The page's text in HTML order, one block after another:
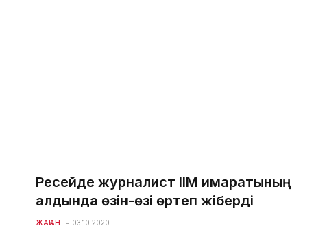
Ресейде журналист ІІМ ғимаратының
алдында өзін-өзі өртеп жіберді
ЖАҺАН 03.10.2020